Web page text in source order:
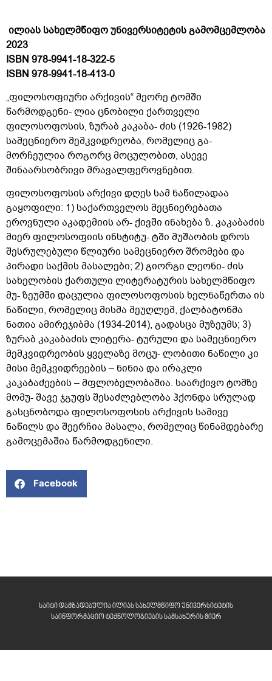
ილიას სახელმწიფო უნივერსიტეტის გამომცემლობა
2023
ISBN 978-9941-18-322-5
ISBN 978-9941-18-413-0
„ფილოსოფიური არქივის“ მეორე ტომში
წარმოდგენი- ლია ცნობილი ქართველი
ფილოსოფოსის, ზურაბ კაკაბა- ძის (1926-1982)
სამეცნიერო მემკვიდრეობა, რომელიც გა-
მორჩეულია როგორც მოცულობით, ასევე
შინაარსობრივი მრავალფეროვნებით.
ფილოსოფოსის არქივი დღეს სამ ნაწილადაა
გაყოფილი: 1) საქართველოს მეცნიერებათა
ეროვნული აკადემიის არ- ქივში ინახება ზ. კაკაბაძის
მიერ ფილოსოფიის ინსტიტუ- ტში მუშაობის დროს
შესრულებული წლიური სამეცნიერო შრომები და
პირადი საქმის მასალები; 2) გიორგი ლეონი- ძის
სახელობის ქართული ლიტერატურის სახელმწიფო
მუ- ზეუმში დაცულია ფილოსოფოსის ხელნაწერთა ის
ნაწილი, რომელიც მისმა მეუღლემ, ქალბატონმა
ნათია ამირეჯიბმა (1934-2014), გადასცა მუზეუმს; 3)
ზურაბ კაკაბაძის ლიტერა- ტურული და სამეცნიერო
მემკვიდრეობის ყველაზე მოცუ- ლობითი ნაწილი კი
მისი მემკვიდრეების – ნინია და ირაკლი
კაკაბაძეების – მფლობელობაშია. საარქივო ტომზე
მომუ- შავე ჯგუფს შესაძლებლობა ჰქონდა სრულად
გასცნობოდა ფილოსოფოსის არქივის სამივე
ნაწილს და შეერჩია მასალა, რომელიც წინამდებარე
გამოცემაშია წარმოდგენილი.
Facebook
საიტი დამზადებულია ილიას სახელმწიფო უნივერსიტეტის
საინფორმაციო ტექნოლოგიების სამსახურის მიერ